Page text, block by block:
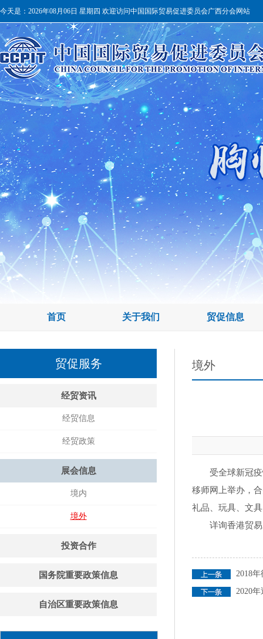
今天是： 2026年08月06日 星期四 欢迎访问中国国际贸易促进委员会广西分会网站
首页 关于我们 贸促信息
贸促服务
经贸资讯
经贸信息
经贸政策
展会信息
境内
境外
投资合作
国务院重要政策信息
自治区重要政策信息
境外
受全球新冠疫情
移师网上举办，
礼品、玩具、文
详询香港贸易
2018
2020